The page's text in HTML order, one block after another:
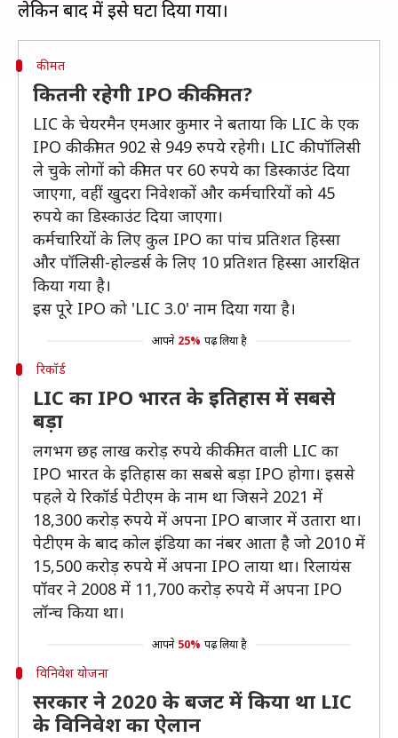
कीमत
कितनी रहेगी IPO की कीमत?
LIC के चेयरमैन एमआर कुमार ने बताया कि LIC के एक
IPO की कीमत 902 से 949 रुपये रहेगी। LIC की पॉलिसी
ले चुके लोगों को कीमत पर 60 रुपये का डिस्काउंट दिया
जाएगा, वहीं खुदरा निवेशकों और कर्मचारियों को 45
रुपये का डिस्काउंट दिया जाएगा।
कर्मचारियों के लिए कुल IPO का पांच प्रतिशत हिस्सा
और पॉलिसी-होल्डर्स के लिए 10 प्रतिशत हिस्सा आरक्षित
किया गया है।
इस पूरे IPO को 'LIC 3.0' नाम दिया गया है।
आपने 25% पढ़ लिया है
रिकॉर्ड
LIC का IPO भारत के इतिहास में सबसे
बड़ा
लगभग छह लाख करोड़ रुपये की कीमत वाली LIC का
IPO भारत के इतिहास का सबसे बड़ा IPO होगा। इससे
पहले ये रिकॉर्ड पेटीएम के नाम था जिसने 2021 में
18,300 करोड़ रुपये में अपना IPO बाजार में उतारा था।
पेटीएम के बाद कोल इंडिया का नंबर आता है जो 2010 में
15,500 करोड़ रुपये में अपना IPO लाया था। रिलायंस
पॉवर ने 2008 में 11,700 करोड़ रुपये में अपना IPO
लॉन्च किया था।
आपने 50% पढ़ लिया है
विनिवेश योजना
सरकार ने 2020 के बजट में किया था LIC
के विनिवेश का ऐलान